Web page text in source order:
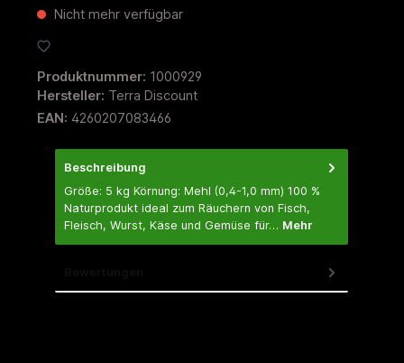
Nicht mehr verfügbar
Produktnummer: 1000929
Hersteller: Terra Discount
EAN: 4260207083466
Beschreibung
Größe: 5 kg Körnung: Mehl (0,4-1,0 mm) 100 %
Naturprodukt ideal zum Räuchern von Fisch,
Fleisch, Wurst, Käse und Gemüse für… Mehr